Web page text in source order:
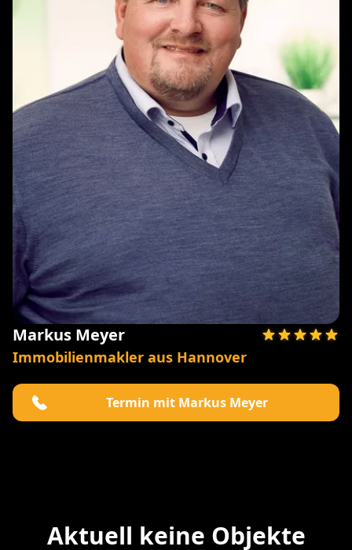
Markus Meyer
Immobilienmakler aus Hannover
Termin mit Markus Meyer
Aktuell keine Objekte